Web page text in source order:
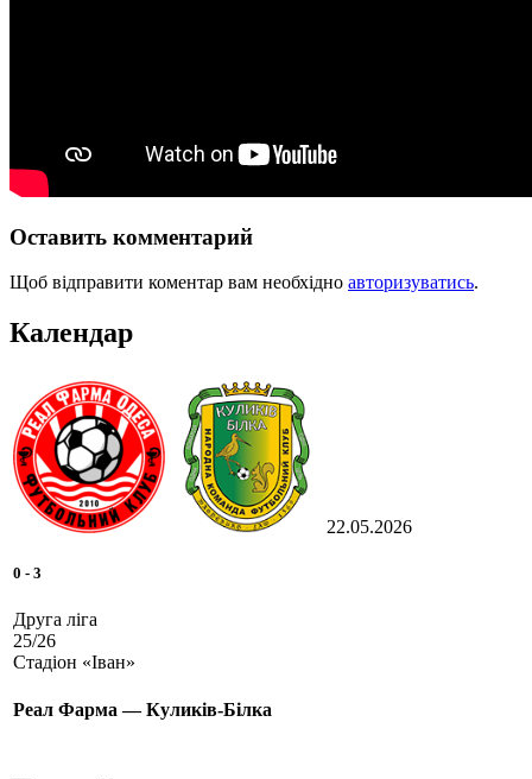
Оставить комментарий
Щоб відправити коментар вам необхідно авторизуватись.
Календар
22.05.2026
0 - 3
Друга ліга
25/26
Стадіон «Іван»
Реал Фарма — Куликів-Білка